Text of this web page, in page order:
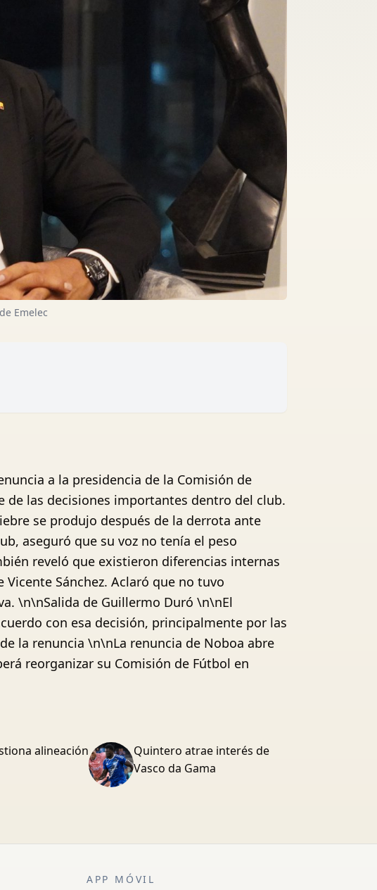
Emelec
a la presidencia de la Comisión de
de las decisiones importantes dentro del club.
se produjo después de la derrota ante
aseguró que su voz no tenía el peso
reveló que existieron diferencias internas
Sánchez. Aclaró que no tuvo
\n\nSalida de Guillermo Duró \n\nEl
con esa decisión, principalmente por las
la renuncia \n\nLa renuncia de Noboa abre
reorganizar su Comisión de Fútbol en
alineación
Quintero atrae interés de
Vasco da Gama
APP MÓVIL